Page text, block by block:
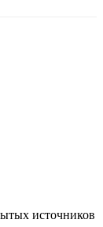
источников